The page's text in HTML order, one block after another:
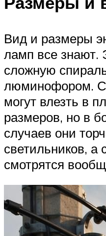
Вид и размеры
ламп все знают.
сложную
люминофором.
могут влезть в
размеров, но в
случаев они
светильников, а
смотрятся